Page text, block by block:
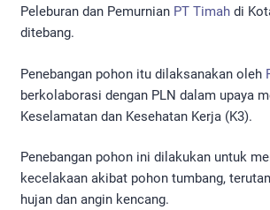
Peleburan dan Pemurnian PT Timah di
ditebang.
Penebangan pohon itu dilaksanakan oleh
berkolaborasi dengan PLN dalam upaya
Keselamatan dan Kesehatan Kerja (K3).
Penebangan pohon ini dilakukan untuk
kecelakaan akibat pohon tumbang,
hujan dan angin kencang.